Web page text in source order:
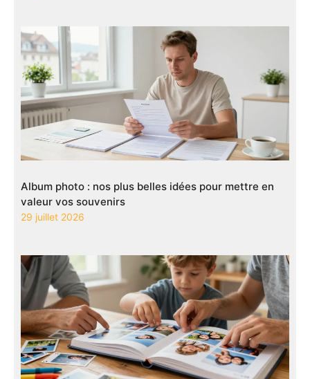
Album photo : nos plus belles idées pour mettre en
valeur vos souvenirs
29 juillet 2026